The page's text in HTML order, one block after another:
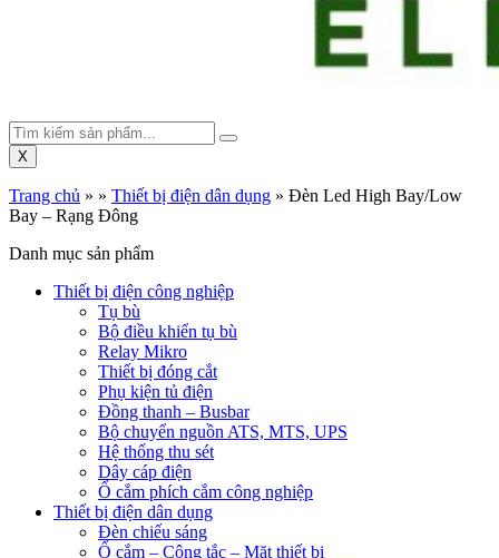
X
Trang chủ » » Thiết bị điện dân dụng » Đèn Led High Bay/Low
Bay – Rạng Đông
Danh mục sản phẩm
Thiết bị điện công nghiệp
Tụ bù
Bộ điều khiển tụ bù
Relay Mikro
Thiết bị đóng cắt
Phụ kiện tủ điện
Đồng thanh – Busbar
Bộ chuyển nguồn ATS, MTS, UPS
Hệ thống thu sét
Dây cáp điện
Ổ cắm phích cắm công nghiệp
Thiết bị điện dân dụng
Đèn chiếu sáng
Ổ cắm – Công tắc – Mặt thiết bị